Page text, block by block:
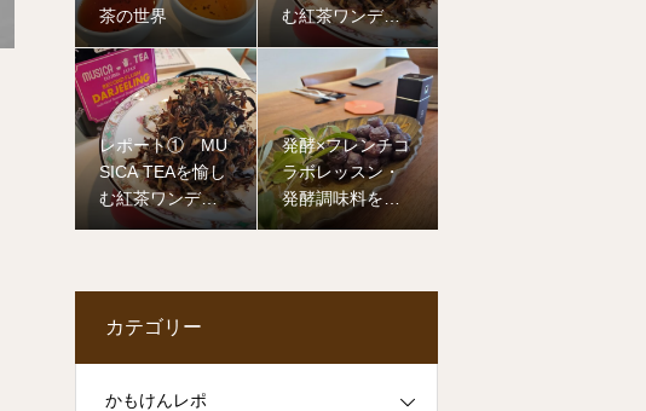
茶の世界
む紅茶ワンデー
セミナー
レポート① MU
SICA TEAを愉し
む紅茶ワンデー
セミナー
発酵×フレンチコ
ラボレッスン・
発酵調味料を活
かしたフランス
カテゴリー
かもけんレポ